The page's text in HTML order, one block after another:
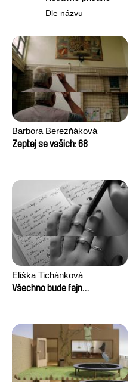
Dle názvu
Barbora Berezňáková
Zeptej se vašich: 68
Eliška Tichánková
Všechno bude fajn…